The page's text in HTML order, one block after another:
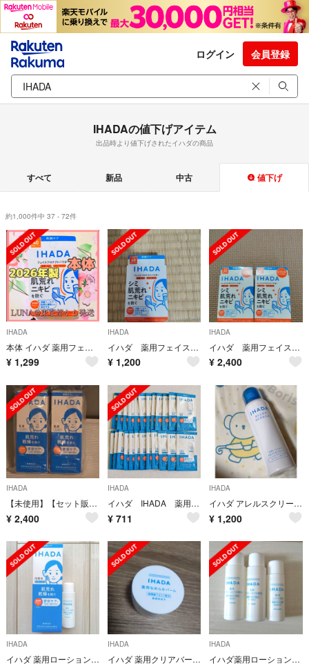
ログイン 会員登録
IHADAの値下げアイテム
出品時より値下げされたイハダの商品
すべて 新品 中古 値下げ
約1,000件中 37 - 72件
IHADA
本体 イハダ 薬用フェイスプロテクトパウダー IHADA プレストパウダー 新品
¥ 1,299
IHADA
イハダ 薬用フェイスプロテクトパウダー
¥ 1,200
IHADA
イハダ 薬用フェイスプロテクトパウダー レフィル✕２点
¥ 2,400
IHADA
【未使用】【セット販売】イハダ 薬用エマルジョン2個
¥ 2,400
IHADA
イハダ IHADA 薬用うるおいローション エマルジョン 24個
¥ 711
IHADA
イハダ アレルスクリーン EX(100g)
¥ 1,200
IHADA
イハダ 薬用ローション (とてもしっとり)＊25mlサイズのおまけ付き
IHADA
イハダ 薬用クリアバーム(18g)
IHADA
イハダ薬用ローション(とてもしっとり)＊乳液のおまけ付き